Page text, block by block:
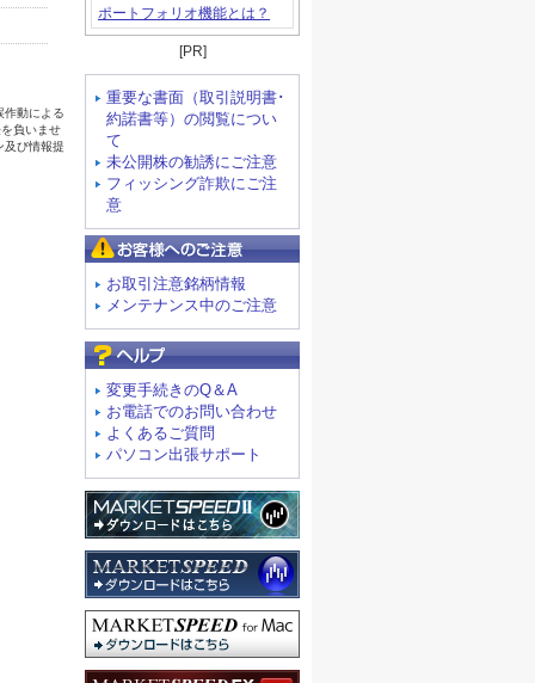
ポートフォリオ機能とは？
[PR]
重要な書面（取引説明書･
約諾書等）の閲覧につい
て
未公開株の勧誘にご注意
フィッシング詐欺にご注
意
お取引注意銘柄情報
メンテナンス中のご注意
変更手続きのQ＆A
お電話でのお問い合わせ
よくあるご質問
パソコン出張サポート